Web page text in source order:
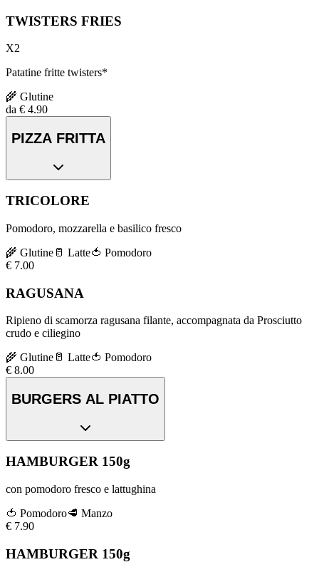
TWISTERS FRIES
X2
Patatine fritte twisters*
🌾 Glutine
da € 4.90
PIZZA FRITTA
TRICOLORE
Pomodoro, mozzarella e basilico fresco
🌾 Glutine 🥛 Latte🍅 Pomodoro
€ 7.00
RAGUSANA
Ripieno di scamorza ragusana filante, accompagnata da Prosciutto
crudo e ciliegino
🌾 Glutine 🥛 Latte🍅 Pomodoro
€ 8.00
BURGERS AL PIATTO
HAMBURGER 150g
con pomodoro fresco e lattughina
🍅 Pomodoro🥩 Manzo
€ 7.90
HAMBURGER 150g